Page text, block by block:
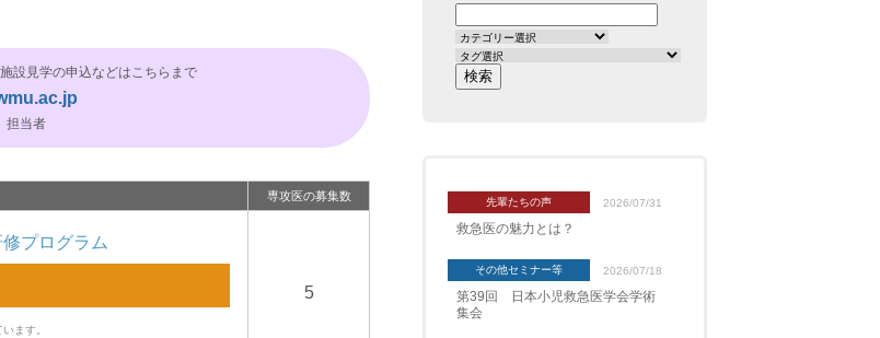
設見学の申込などはこちらまで
当者
専攻医の募集数
プログラム
ます。
5
先輩たちの声 2026/07/31
救急医の魅力とは？
その他セミナー等 2026/07/18
第39回 日本小児救急医学会学術
集会